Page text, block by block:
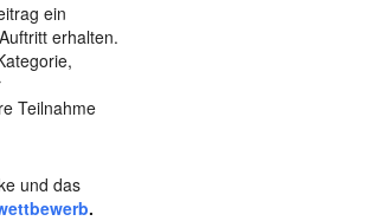
ein
erhalten.
Teilnahme
und das
.